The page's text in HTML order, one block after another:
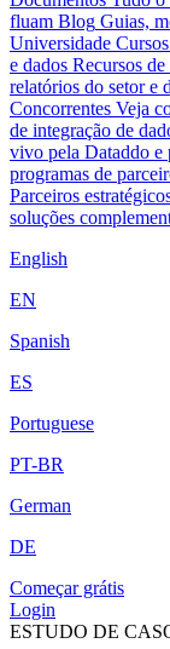
fluam Blog Guias,
Universidade
e dados Recursos
relatórios do setor e
Concorrentes Veja
de integração de
vivo pela Dataddo e
programas de
Parceiros
soluções
English
EN
Spanish
ES
Portuguese
PT-BR
German
DE
Começar grátis
Login
ESTUDO DE